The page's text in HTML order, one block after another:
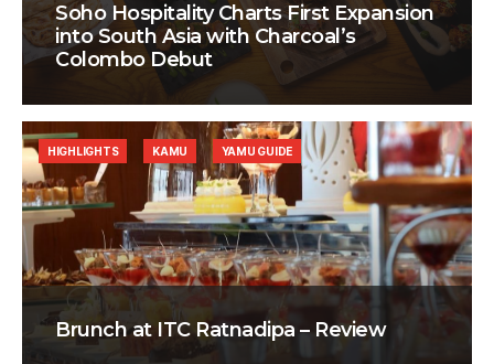
Soho Hospitality Charts First Expansion
into South Asia with Charcoal’s
Colombo Debut
Brunch at ITC Ratnadipa – Review
HIGHLIGHTS KAMU YAMU GUIDE